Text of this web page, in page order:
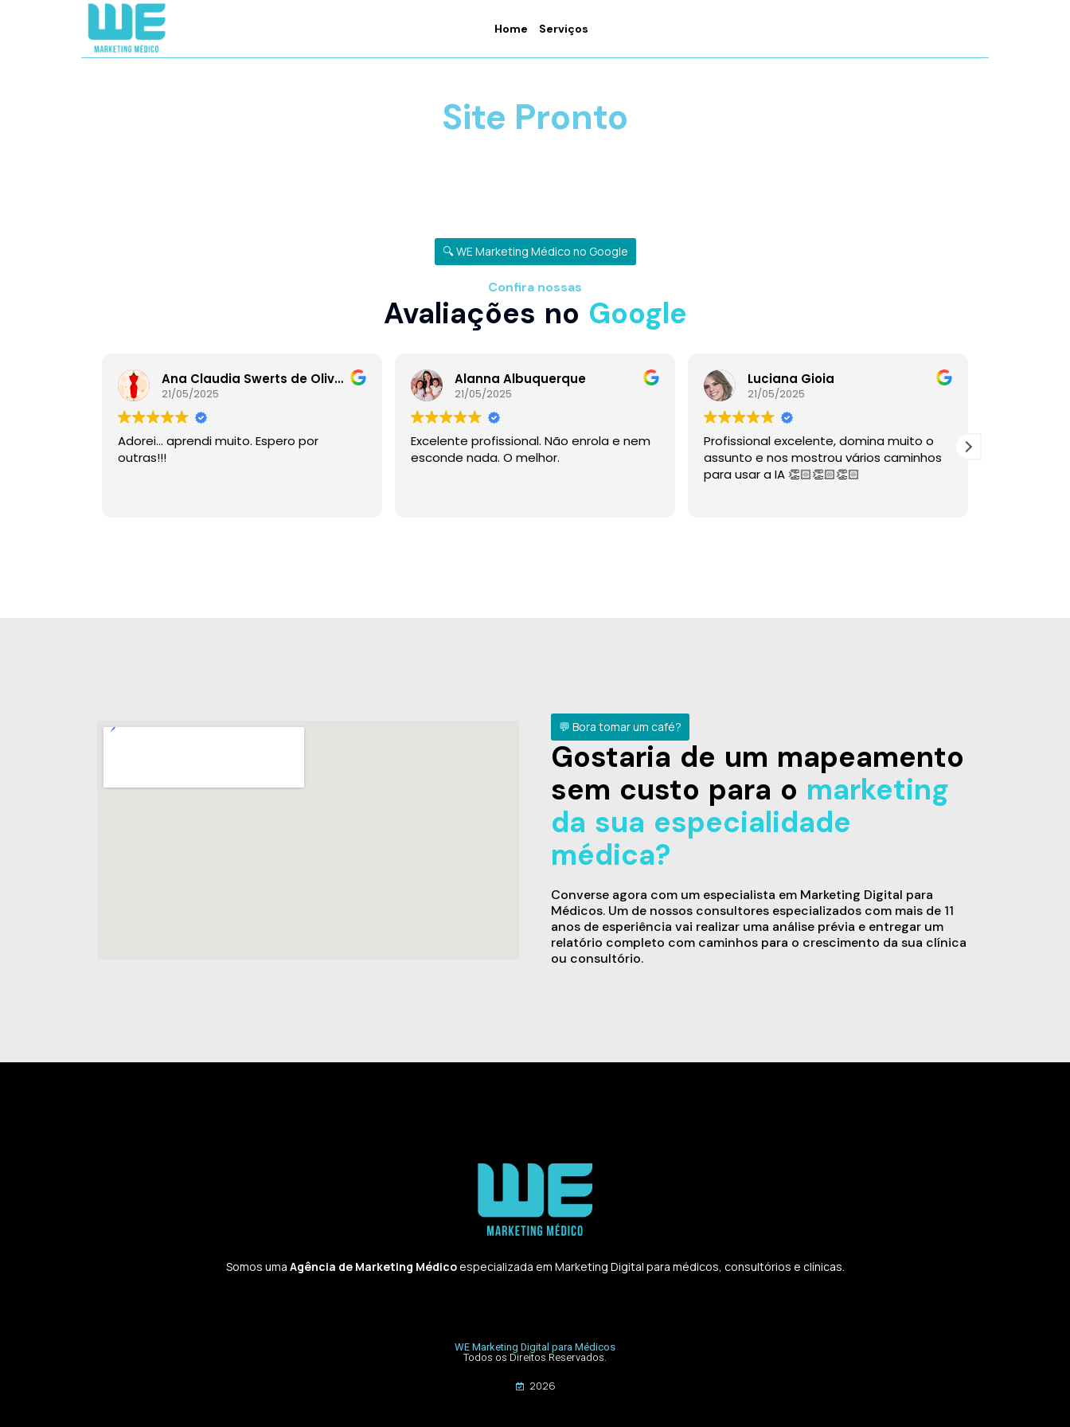
Home Serviços
Site Pronto
🔍 WE Marketing Médico no Google
Confira nossas
Avaliações no Google
Ana Claudia Swerts de Oliveira
21/05/2025
Adorei… aprendi muito. Espero por
outras!!!
Alanna Albuquerque
21/05/2025
Excelente profissional. Não enrola e nem
esconde nada. O melhor.
Luciana Gioia
21/05/2025
Profissional excelente, domina muito o
assunto e nos mostrou vários caminhos
para usar a IA 👏🏻👏🏻👏🏻
💬 Bora tomar um café?
Gostaria de um mapeamento
sem custo para o marketing
da sua especialidade
médica?
Converse agora com um especialista em Marketing Digital para
Médicos. Um de nossos consultores especializados com mais de 11
anos de esperiência vai realizar uma análise prévia e entregar um
relatório completo com caminhos para o crescimento da sua clínica
ou consultório.
Somos uma Agência de Marketing Médicoespecializada em Marketing Digital para médicos, consultórios e clínicas.
WE Marketing Digital para Médicos
Todos os Direitos Reservados.
2026